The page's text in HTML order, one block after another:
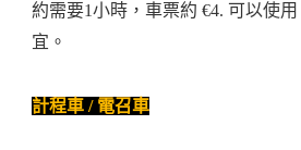
約需要1小時，車票約 €4. 可以使用
宜。
計程車 / 電召車